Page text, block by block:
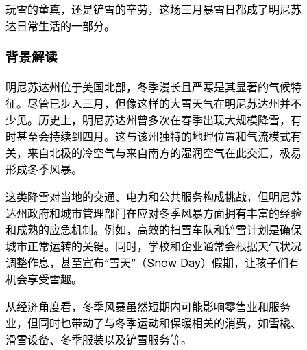
玩雪的童真，还是铲雪的辛劳，这场三月暴雪日都成了明尼苏
达日常生活的一部分。
背景解读
明尼苏达州位于美国北部，冬季漫长且严寒是其显著的气候特
征。尽管已步入三月，但像这样的大雪天气在明尼苏达州并不
少见。历史上，明尼苏达州曾多次在春季出现大规模降雪，有
时甚至会持续到四月。这与该州独特的地理位置和气流模式有
关，来自北极的冷空气与来自南方的湿润空气在此交汇，极易
形成冬季风暴。
这类降雪对当地的交通、电力和公共服务构成挑战，但明尼苏
达州政府和城市管理部门在应对冬季风暴方面拥有丰富的经验
和成熟的应急机制。例如，高效的扫雪车队和铲雪计划是确保
城市正常运转的关键。同时，学校和企业通常会根据天气状况
调整作息，甚至宣布“雪天”（Snow Day）假期，让孩子们有
机会享受雪趣。
从经济角度看，冬季风暴虽然短期内可能影响零售业和服务
业，但同时也带动了与冬季运动和保暖相关的消费，如雪橇、
滑雪设备、冬季服装以及铲雪服务等。